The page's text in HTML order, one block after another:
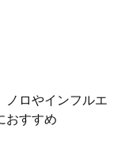
ロやインフルエ
おすすめ